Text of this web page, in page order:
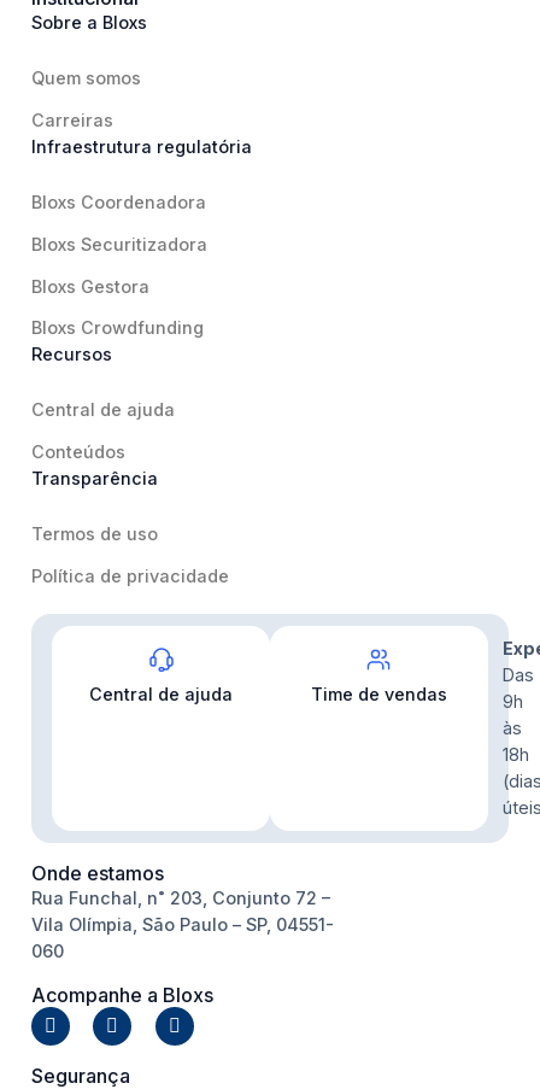
Sobre a Bloxs
Quem somos
Carreiras
Infraestrutura regulatória
Bloxs Coordenadora
Bloxs Securitizadora
Bloxs Gestora
Bloxs Crowdfunding
Recursos
Central de ajuda
Conteúdos
Transparência
Termos de uso
Política de privacidade
Central de ajuda Time de vendas
Das
9h
às
18h
Onde estamos
Rua Funchal, n˚ 203, Conjunto 72 –
Vila Olímpia, São Paulo – SP, 04551-
060
Acompanhe a Bloxs
Segurança